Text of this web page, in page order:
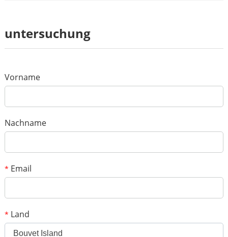
Rezension
*Botschaft
untersuchung
Vorname
Nachname
* Email
* Land
Bouvet Island